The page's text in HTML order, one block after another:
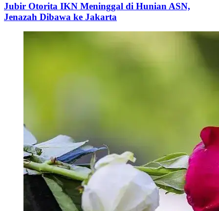
Jubir Otorita IKN Meninggal di Hunian ASN,
Jenazah Dibawa ke Jakarta